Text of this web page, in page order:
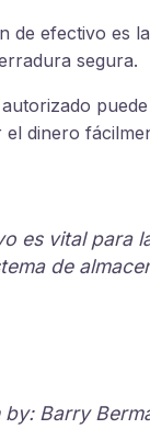
de efectivo es
segura.
dinero
es vital para
de
by: Barry